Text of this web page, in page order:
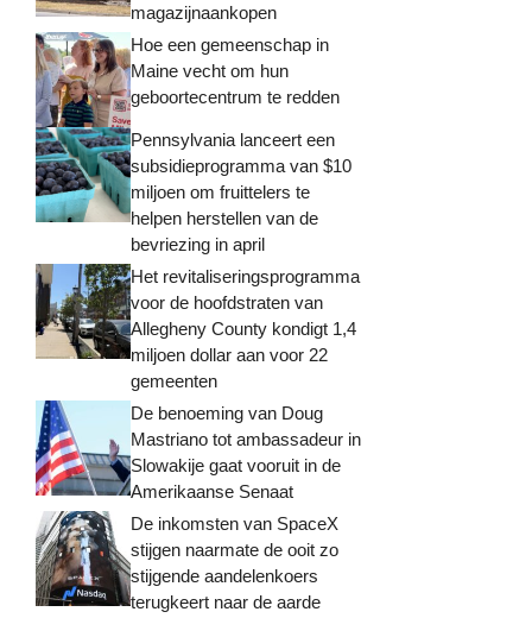
magazijnaankopen
Hoe een gemeenschap in
Maine vecht om hun
geboortecentrum te redden
Pennsylvania lanceert een
subsidieprogramma van $10
miljoen om fruittelers te
helpen herstellen van de
bevriezing in april
Het revitaliseringsprogramma
voor de hoofdstraten van
Allegheny County kondigt 1,4
miljoen dollar aan voor 22
gemeenten
De benoeming van Doug
Mastriano tot ambassadeur in
Slowakije gaat vooruit in de
Amerikaanse Senaat
De inkomsten van SpaceX
stijgen naarmate de ooit zo
stijgende aandelenkoers
terugkeert naar de aarde